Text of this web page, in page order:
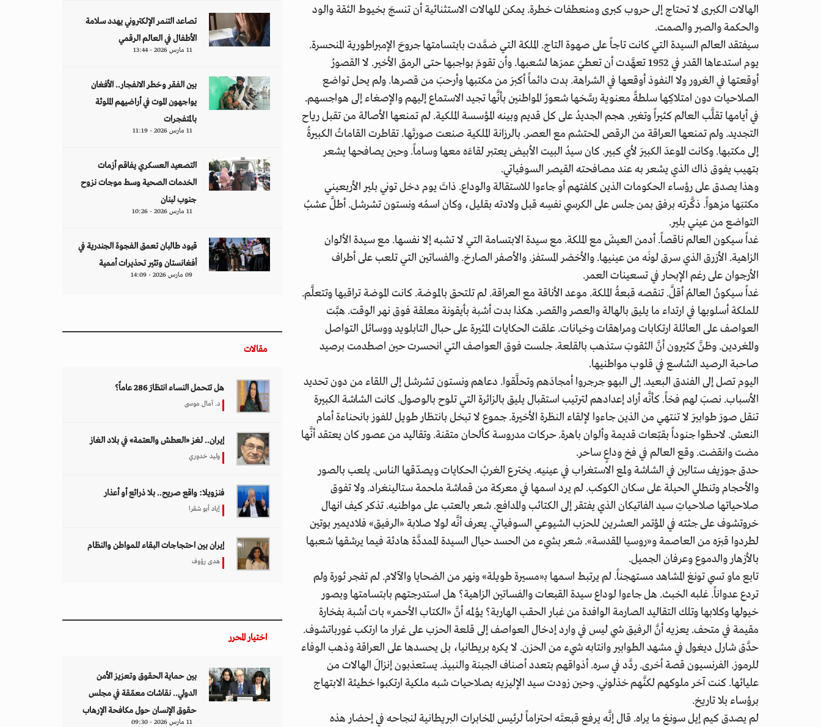
الهالات الكبرى لا تحتاج إلى حروب كبرى ومنعطفات خطرة. يمكن للهالات الاستثنائية أن تنسجَ بخيوط الثقة والود
والحكمة والصبر والصمت.
سيفتقد العالم السيدة التي كانت تاجاً على صهوة التاج. الملكة التي ضمَّدت بابتسامتها جروحَ الإمبراطورية المنحسرة.
يوم استدعاها القدر في 1952 تعهَّدت أن تعطيَ عمرَها لشعبها. وأن تقومَ بواجبها حتى الرمق الأخير. لا القصورُ
أوقعتها في الغرور ولا النفوذ أوقعها في الشراهة. بدت دائماً أكبرَ من مكتبها وأرحبَ من قصرها. ولم يحل تواضع
الصلاحيات دون امتلاكِها سلطةً معنوية رسَّخها شعورُ المواطنين بأنَّها تجيد الاستماع إليهم والإصغاء إلى هواجسهم.
في أيامها تقلَّب العالم كثيراً وتغير. هجم الجديدُ على كل قديم وبينه المؤسسة الملكية. لم تمنعها الأصالة من تقبل رياح
التجديد. ولم تمنعها العراقة من الرقص المحتشم مع العصر. بالرزانة الملكية صنعت صورتَها. تقاطرت القاماتُ الكبيرةُ
إلى مكتبها. وكانت الموعدَ الكبيرَ لأي كبير. كان سيدُ البيت الأبيض يعتبر لقاءَه معها وساماً. وحين يصافحها يشعر
بتهيب يفوق ذاك الذي يشعر به عند مصافحته القيصر السوفياتي.
وهذا يصدق على رؤساء الحكومات الذين كلفتهم أو جاءوا للاستقالة والوداع. ذاتَ يوم دخل توني بلير الأربعيني
مكتبَها مزهواً. ذكَّرته برفق بمن جلس على الكرسي نفسِه قبل ولادته بقليل، وكان اسمُه ونستون تشرشل. أطلَّ عشبُ
التواضع من عيني بلير.
غداً سيكون العالم ناقصاً. أدمن العيشَ مع الملكة. مع سيدة الابتسامة التي لا تشبه إلا نفسها. مع سيدة الألوان
الزاهية. الأزرق الذي سرق لونَه من عينيها. والأخضر المستفز. والأصفر الصارخ. والفساتين التي تلعب على أطراف
الأرجوان على رغم الإبحار في تسعينات العمر.
غداً سيكونُ العالمُ أقلَّ. تنقصه قبعةُ الملكة. موعد الأناقة مع العراقة. لم تلتحق بالموضة. كانت الموضة تراقبها وتتعلَّم.
للملكة أسلوبها في ارتداء ما يليق بالهالة والعصر والقصر. هكذا بدت أشبهَ بأيقونة معلقة فوق نهر الوقت. هبَّت
العواصف على العائلة ارتكابات ومراهقات وخيانات. علقت الحكايات المثيرة على حبال التابلويد ووسائل التواصل
والمغردين. وظنَّ كثيرون أنَّ الثقوبَ ستذهب بالقلعة. جلست فوق العواصف التي انحسرت حين اصطدمت برصيد
صاحبة الرصيد الشاسع في قلوب مواطنيها.
اليوم تصل إلى الفندق البعيد. إلى البهو جرجروا أمجادَهم وتحلَّقوا. دعاهم ونستون تشرشل إلى اللقاء من دون تحديد
الأسباب. نصبَ لهم فخاً. كأنَّه أراد إعدادهم لترتيب استقبال يليق بالزائرة التي تلوح بالوصول. كانت الشاشة الكبيرة
تنقل صورَ طوابيرَ لا تنتهي من الذين جاءوا لإلقاء النظرة الأخيرة. جموع لا تبخل بانتظار طويل للفوز بانحناءة أمام
النعش. لاحظوا جنوداً بقبّعات قديمة وألوان باهرة. حركات مدروسة كألحان متقنة. وتقاليد من عصور كان يعتقد أنَّها
مضت وانقضت. وقع العالم في فخ وداعٍ ساحر.
حدق جوزيف ستالين في الشاشة ولمع الاستغراب في عينيه. يخترع الغربُ الحكايات ويصدّقها الناس. يلعب بالصور
والأحجام وتنطلي الحيلة على سكان الكوكب. لم يرد اسمها في معركة من قماشة ملحمة ستالينغراد. ولا تفوق
صلاحياتها صلاحياتِ سيد الفاتيكان الذي يفتقر إلى الكتائب والمدافع. شعر بالعتب على مواطنيه. تذكر كيف انهال
خروتشوف على جثته في المؤتمر العشرين للحزب الشيوعي السوفياتي. يعرف أنَّه لولا صلابة «الرفيق» فلاديمير بوتين
لطردوا قبرَه من العاصمة و«روسيا المقدسة». شعر بشيء من الحسد حيال السيدة الممددَّة هادئة فيما يرشقها شعبها
بالأزهار والدموع وعرفان الجميل.
تابع ماو تسي تونغ المشاهد مستهجناً. لم يرتبط اسمها بـ«مسيرة طويلة» ونهر من الضحايا والآلام. لم تفجر ثورة ولم
تردع عدواناً. غلبه الخبث. هل جاءوا لوداع سيدة القبعات والفساتين الزاهية؟ هل استدرجتهم بابتسامتها وبصور
خيولها وكلابها وتلك التقاليد الصارمة الوافدة من غبار الحقب الهاربة؟ يؤلمه أنَّ «الكتاب الأحمر» بات أشبهَ بفخارة
مقيمة في متحف. يعزيه أنَّ الرفيق شي ليس في وارد إدخال العواصف إلى قلعة الحزب على غرار ما ارتكب غورباتشوف.
حدَّق شارل ديغول في مشهد الطوابير وانتابه شيء من الحزن. لا يكره بريطانيا، بل يحسدها على العراقة وذهب الوفاء
للرموز. الفرنسيون قصة أخرى. ردَّد في سره. أذواقهم بتعدد أصناف الجبنة والنبيذ. يستعذبون إنزالَ الهالات من
عليائها. كنت آخر ملوكهم لكنَّهم خذلوني. وحين زودت سيد الإليزيه بصلاحيات شبه ملكية ارتكبوا خطيئة الابتهاج
برؤساء بلا تاريخ.
لم يصدق كيم إيل سونغ ما يراه. قال إنَّه يرفع قبعتَه احتراماً لرئيس المخابرات البريطانية لنجاحه في إحضار هذه
تصاعد التنمر الإلكتروني يهدد سلامة
الأطفال في العالم الرقمي
11 مارس 2026 - 13:44
بين الفقر وخطر الانفجار.. الأفغان
يواجهون الموت في أراضيهم الملوثة
بالمتفجرات
11 مارس 2026 - 11:19
التصعيد العسكري يفاقم أزمات
الخدمات الصحية وسط موجات نزوح
جنوب لبنان
11 مارس 2026 - 10:26
قيود طالبان تعمق الفجوة الجندرية في
أفغانستان وتثير تحذيرات أممية
09 مارس 2026 - 14:09
مقالات
هل تتحمل النساء انتظارَ 286 عاماً؟
د. آمال موسى
إيران.. لغز «العطش والعتمة» في بلاد الغاز
وليد خدوري
فنزويلا: واقع صريح.. بلا ذرائع أو أعذار
إياد أبو شقرا
إيران بين احتجاجات البقاء للمواطن والنظام
هدى رؤوف
اختيار المحرر
بين حماية الحقوق وتعزيز الأمن
الدولي.. نقاشات معمّقة في مجلس
حقوق الإنسان حول مكافحة الإرهاب
11 مارس 2026 - 09:30